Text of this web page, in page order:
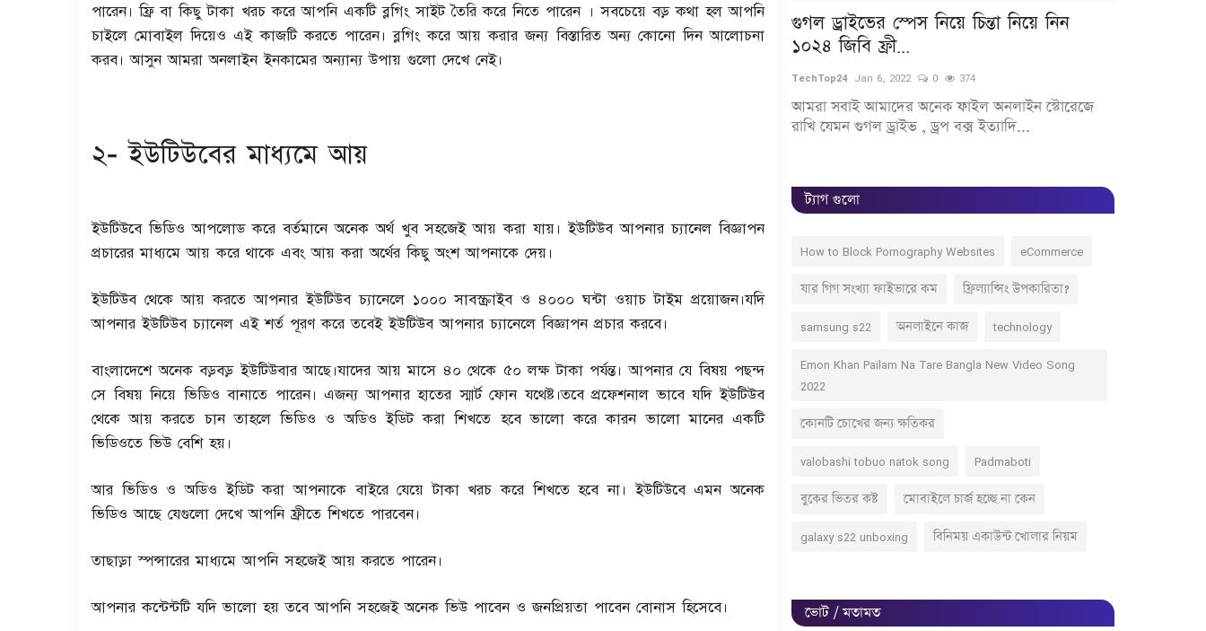
পারেন। ফ্রি বা কিছু টাকা খরচ করে আপনি একটি ব্লগিং সাইট তৈরি করে নিতে পারেন ‌। সবচেয়ে বড় কথা হল আপনি
চাইলে মোবাইল দিয়েও এই কাজটি করতে পারেন। ব্লগিং করে আয় করার জন্য বিস্তারিত অন্য কোনো দিন আলোচনা
করব। আসুন আমরা অনলাইন ইনকামের অন্যান্য উপায় গুলো দেখে নেই।
২- ইউটিউবের মাধ্যমে আয়
ইউটিউবে ভিডিও আপলোড করে বর্তমানে অনেক অর্থ খুব সহজেই আয় করা যায়। ইউটিউব আপনার চ্যানেল বিজ্ঞাপন
প্রচারের মাধ্যমে আয় করে থাকে এবং আয় করা অর্থের কিছু অংশ আপনাকে দেয়।
ইউটিউব থেকে আয় করতে আপনার ইউটিউব চ্যানেলে‌ ১০০০ সাবস্ক্রাইব ও ৪০০০ ঘন্টা ওয়াচ টাইম প্রয়োজন।যদি
আপনার ইউটিউব চ্যানেল এই শর্ত পূরণ করে তবেই ইউটিউব আপনার চ্যানেলে বিজ্ঞাপন প্রচার করবে।
বাংলাদেশে অনেক বড়বড় ইউটিউবার আছে।যাদের আয় মাসে ৪০ থেকে ৫০ লক্ষ টাকা পর্যন্ত। আপনার যে বিষয় পছন্দ
সে বিষয় নিয়ে ভিডিও বানাতে পারেন। এজন্য আপনার হাতের স্মার্ট ফোন যথেষ্ট।তবে প্রফেশনাল ভাবে যদি ইউটিউব
থেকে আয় করতে চান তাহলে ভিডিও ও অডিও ইডিট করা শিখতে হবে ভালো করে কারন ভালো মানের একটি
ভিডিওতে ভিউ বেশি হয়।
আর ভিডিও ও অডিও ইডিট করা আপনাকে বাইরে যেয়ে টাকা খরচ করে শিখতে হবে না। ইউটিউবে এমন অনেক
ভিডিও আছে যেগুলো দেখে আপনি ফ্রীতে শিখতে পারবেন।
তাছাড়া স্পন্সারের মাধ্যমে আপনি সহজেই আয় করতে পারেন।
আপনার কন্টেন্টটি যদি ভালো হয় তবে আপনি সহজেই অনেক ভিউ পাবেন ও জনপ্রিয়তা পাবেন বোনাস হিসেবে।
Typing Master Pro key
TechTop24 Jul 21, 2022 0 116
Dustu Premika | দুষ্টু প্রেমিকা | Niloy
Alamgir | JS Heme...
গুগল ড্রাইভের স্পেস নিয়ে চিন্তা নিয়ে নিন
১০২৪ জিবি ফ্রী...
TechTop24 Jan 6, 2022 0 374
আমরা সবাই আমাদের অনেক ফাইল অনলাইন স্টোরেজে
রাখি যেমন গুগল ড্রাইভ , ড্রপ বক্স ইত্যাদি...
ট্যাগ গুলো
How to Block Pornography Websites eCommerce
যার গিগ সংখ্যা ফাইভারে কম ফ্রিল্যান্সিং উপকারিতা?
samsung s22 অনলাইনে কাজ technology
Emon Khan Pailam Na Tare Bangla New Video Song
2022
কোনটি চোখের জন্য ক্ষতিকর
valobashi tobuo natok song Padmaboti
বুকের ভিতর কষ্ট মোবাইলে চার্জ হচ্ছে না কেন
galaxy s22 unboxing বিনিময় একাউন্ট খোলার নিয়ম
ভোট / মতামত